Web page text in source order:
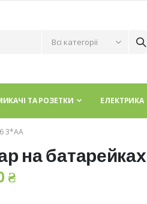
ТА РОЗЕТКИ ЕЛЕКТРИКА
3*АА
на
₴